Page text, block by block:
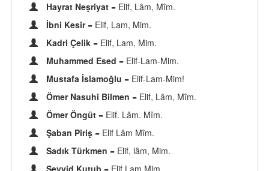
Hayrat Neşriyat = Elif, Lâm, Mîm.
İbni Kesir = Elif, Lam, Mim.
Kadri Çelik = Elif, Lam, Mim.
Muhammed Esed = Elif-Lam-Mim.
Mustafa İslamoğlu = Elif-Lam-Mim!
Ömer Nasuhi Bilmen = Elif, Lâm, Mîm.
Ömer Öngüt = Elif. Lâm. Mîm.
Şaban Piriş = Elif Lâm Mîm.
Sadık Türkmen = Elif, lâm, Mim.
Seyyid Kutub = Elif Lam Mim.